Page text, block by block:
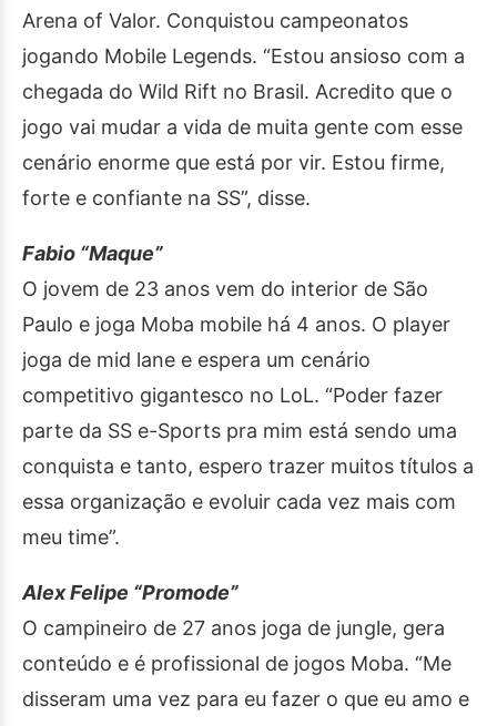
Arena of Valor. Conquistou campeonatos
jogando Mobile Legends. “Estou ansioso com a
chegada do Wild Rift no Brasil. Acredito que o
jogo vai mudar a vida de muita gente com esse
cenário enorme que está por vir. Estou firme,
forte e confiante na SS”, disse.
Fabio “Maque”
O jovem de 23 anos vem do interior de São
Paulo e joga Moba mobile há 4 anos. O player
joga de mid lane e espera um cenário
competitivo gigantesco no LoL. “Poder fazer
parte da SS e-Sports pra mim está sendo uma
conquista e tanto, espero trazer muitos títulos a
essa organização e evoluir cada vez mais com
meu time”.
Alex Felipe “Promode”
O campineiro de 27 anos joga de jungle, gera
conteúdo e é profissional de jogos Moba. “Me
disseram uma vez para eu fazer o que eu amo e